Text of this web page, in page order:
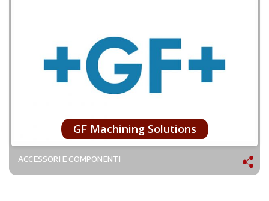
GF Machining Solutions
ACCESSORI E COMPONENTI